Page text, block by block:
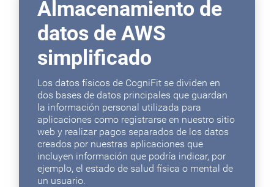
Almacenamiento de
datos de AWS
simplificado
Los datos físicos de CogniFit se dividen en
dos bases de datos principales que guardan
la información personal utilizada para
aplicaciones como registrarse en nuestro sitio
web y realizar pagos separados de los datos
creados por nuestras aplicaciones que
incluyen información que podría indicar, por
ejemplo, el estado de salud física o mental de
un usuario.